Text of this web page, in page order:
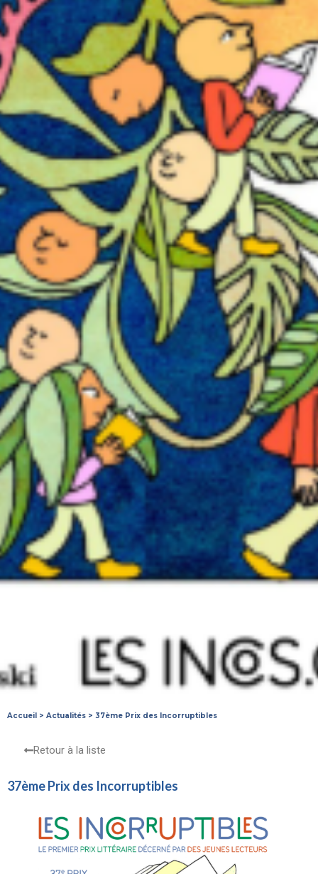
Accueil > Actualités > 37ème Prix des Incorruptibles
Retour à la liste
37ème Prix des Incorruptibles